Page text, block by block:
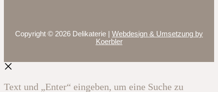
Copyright © 2026 Delikaterie | Webdesign & Umsetzung by
Koerbler
Text und „Enter“ eingeben, um eine Suche zu